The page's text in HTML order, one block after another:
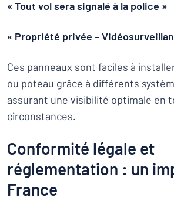
« Tout vol sera signalé à la police »
« Propriété privée –
Ces panneaux sont faciles à
ou poteau grâce à différents
assurant une visibilité optimale en
circonstances.
Conformité légale et
réglementation : un
France